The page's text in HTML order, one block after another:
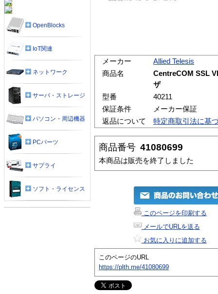
メーカー
Allied Telesis
商品名
CentreCOM SSL
ザ
型番
40211
保証条件
メーカー保証
返品について
特定商取引法に基
商品番号 41080699
本商品は販売を終了しました
このページを印刷する
メールでURLを送る
お気に入りに追加する
このページのURL
https://plth.me/41080699
OpenBlocks
IoT関連
ネットワーク
サーバ・ストレージ
パソコン・周辺機器
PCパーツ
サプライ
ソフト・ライセンス